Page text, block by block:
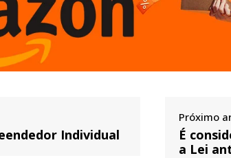
Individual
Próximo
É
a Lei